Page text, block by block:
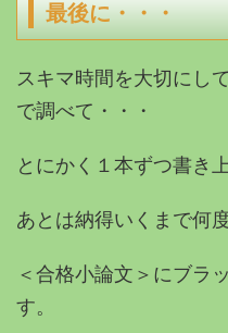
最後に・・・
スキマ時間を大切にし
で調べて・・・
とにかく１本ずつ書き
あとは納得いくまで何
＜合格小論文＞にブラ
す。